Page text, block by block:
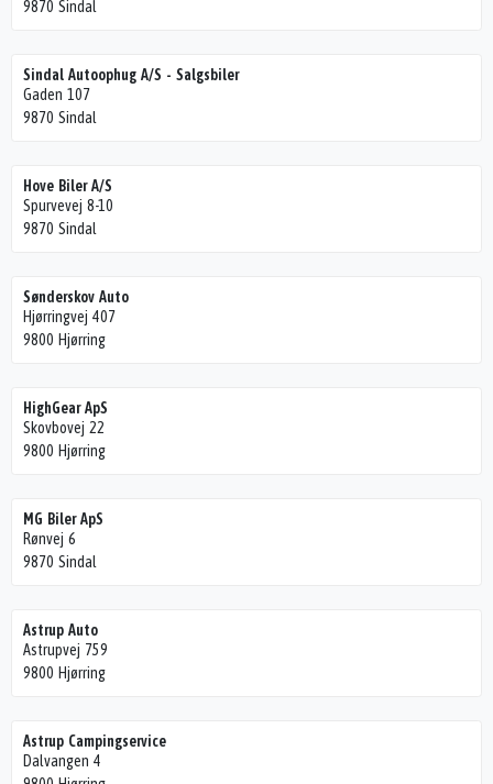
9870 Sindal
Sindal Autoophug A/S - Salgsbiler
Gaden 107
9870 Sindal
Hove Biler A/S
Spurvevej 8-10
9870 Sindal
Sønderskov Auto
Hjørringvej 407
9800 Hjørring
HighGear ApS
Skovbovej 22
9800 Hjørring
MG Biler ApS
Rønvej 6
9870 Sindal
Astrup Auto
Astrupvej 759
9800 Hjørring
Astrup Campingservice
Dalvangen 4